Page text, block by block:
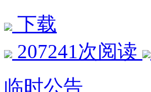
下载
207241次阅读
临时公告